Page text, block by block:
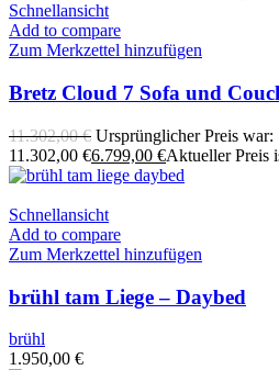
Schnellansicht
Add to compare
Zum Merkzettel hinzufügen
Bretz Cloud 7 Sofa und
11.302,00€ Ursprünglicher Preis war:
11.302,00 €6.799,00 €Aktueller Preis
Schnellansicht
Add to compare
Zum Merkzettel hinzufügen
brühl tam Liege – Daybed
brühl
1.950,00 €